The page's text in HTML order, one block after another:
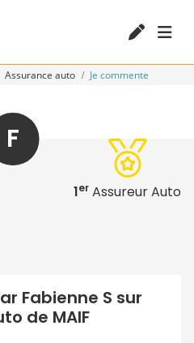
Assurance auto Je commente
F
Fabienne S sur
de MAIF
1er Assureur Auto